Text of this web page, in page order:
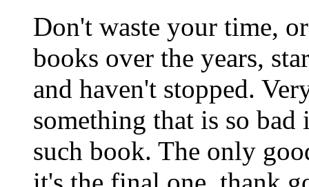
Don't waste your time,
books over the years,
and haven't stopped.
something that is so
such book. The only